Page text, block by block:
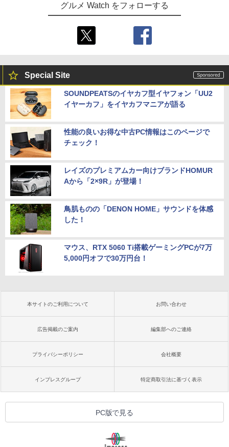
グルメ Watch をフォローする
Special Site
SOUNDPEATSのイヤカフ型イヤフォン「UU2
イヤーカフ」をイヤカフマニアが語る
性能の良いお得な中古PC情報はこのページで
チェック！
レイズのプレミアムカー向けブランドHOMUR
Aから「2×9R」が登場！
鳥肌ものの「DENON HOME」サウンドを体感
した！
マウス、RTX 5060 Ti搭載ゲーミングPCが7万
5,000円オフで30万円台！
本サイトのご利用について お問い合わせ
広告掲載のご案内 編集部へのご連絡
プライバシーポリシー 会社概要
インプレスグループ 特定商取引法に基づく表示
PC版で見る